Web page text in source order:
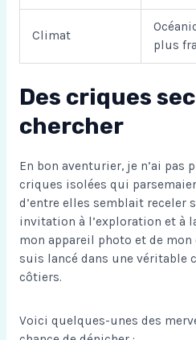
Climat
plus
Des criques
chercher
En bon aventurier, je n’ai pas
criques isolées qui
d’entre elles semblait receler
invitation à l’exploration et à
mon appareil photo et de mon
suis lancé dans une véritable
côtiers.
Voici quelques-unes des